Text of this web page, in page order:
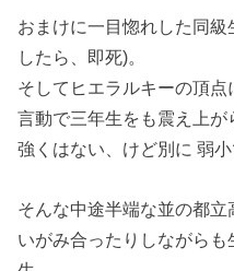
おまけに一目惚れした同
したら、即死)。
そしてヒエラルキーの頂
言動で三年生をも震え上が
強くはない、けど別に 弱小
そんな中途半端な並の都立
いがみ合ったりしながら